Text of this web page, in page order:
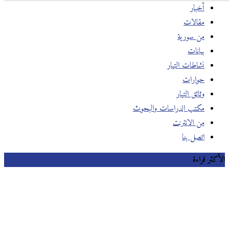
أخبار
مقالات
من سورية
بيانات
نشاطات التيار
حوارات
وثائق التيار
مكتب الدراسات والبحوث
من الانترنت
اتصل بنا
الأكثر قراءة